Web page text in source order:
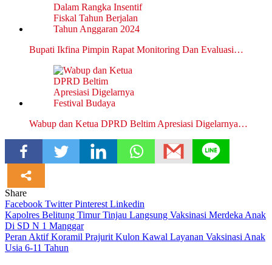
Bupati Ikfina Pimpin Rapat Monitoring Dan Evaluasi…
Wabup dan Ketua DPRD Beltim Apresiasi Digelarnya…
Share
Facebook TwitterPinterest Linkedin
Navigasi
pos
Kapolres Belitung Timur Tinjau Langsung Vaksinasi Merdeka Anak
Di SD N 1 Manggar
Peran Aktif Koramil Prajurit Kulon Kawal Layanan Vaksinasi Anak
Usia 6-11 Tahun